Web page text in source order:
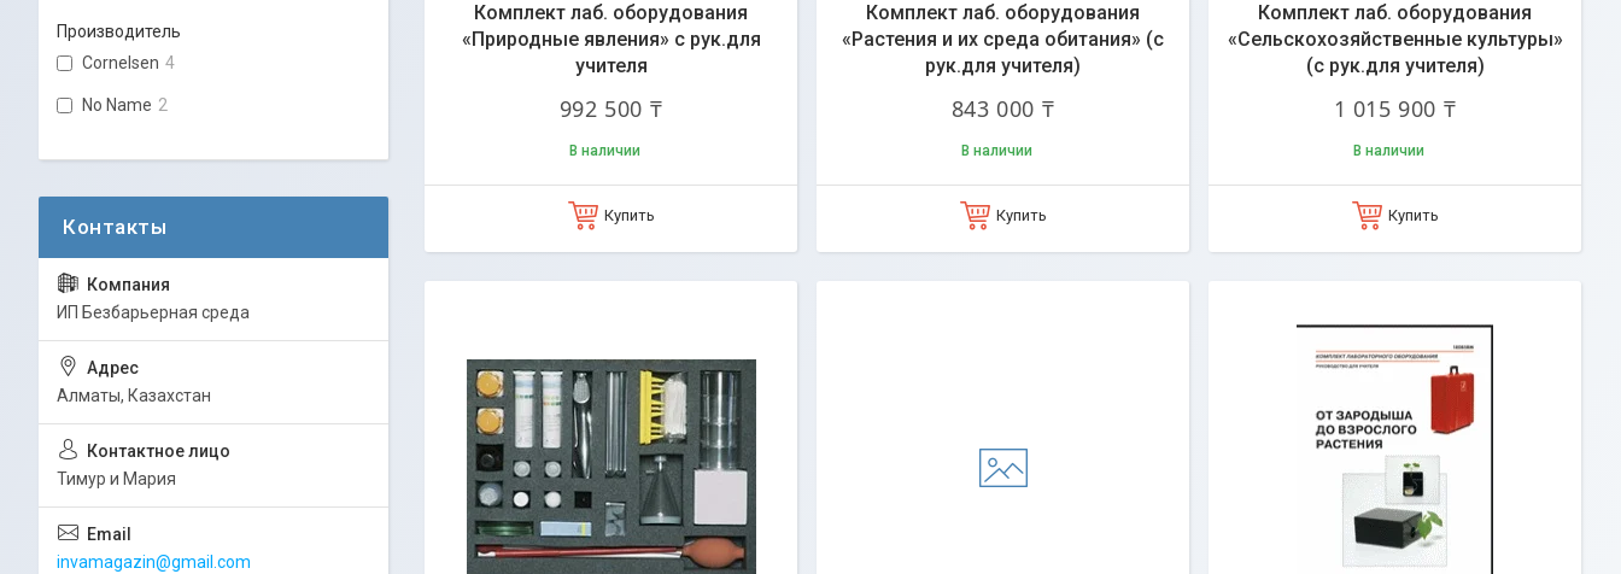
Комплект лаб. оборудования
«Природные явления» с рук.для
учителя
992 500 ₸
В наличии
Купить
Комплект лаб. оборудования
«Растения и их среда обитания» (с
рук.для учителя)
843 000 ₸
В наличии
Купить
Комплект лаб. оборудования
«Сельскохозяйственные культуры»
(с рук.для учителя)
1 015 900 ₸
В наличии
Купить
Производитель
Cornelsen 4
No Name 2
ИП Безбарьерная среда
Алматы, Казахстан
Тимур и Мария
invamagazin@gmail.com